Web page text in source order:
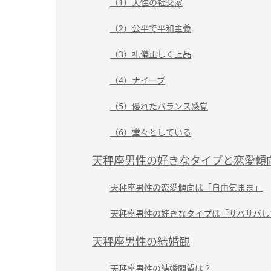
（2）公平で平和主義
（3）礼儀正しく上品
（4）ナイーブ
（5）優れたバランス感覚
（6）堂々としている
天秤座男性の好きなタイプと恋愛傾
天秤座男性の恋愛傾向は「自由気まま」
天秤座男性の好きなタイプは「サバサバし
天秤座男性の結婚観
天秤座男性の結婚願望は？